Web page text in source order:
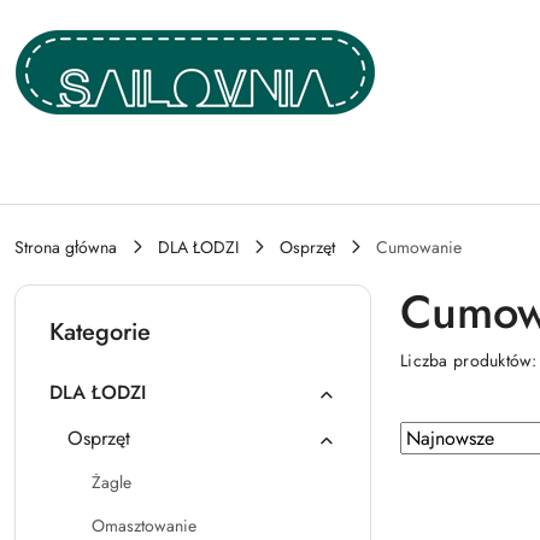
Przejdź do treści głównej
Przejdź do wyszukiwarki
Przejdź do moje konto
Przejdź do menu głównego
Przejdź do stopki
Strona główna DLA ŁODZI Osprzęt Cumowanie
Kategorie
DLA ŁODZI
Osprzęt
Żagle
Omasztowanie
Liczba
Zastosowano
sortowanie:
Sortuj
według